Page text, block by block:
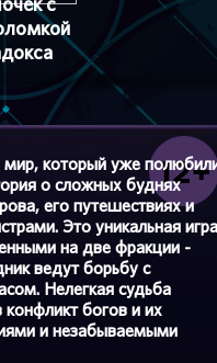
мир, который уже
о сложных буднях
его путешествиях и
Это уникальная игра
на две фракции -
ведут борьбу с
Нелегкая судьба
богов и их
и незабываемыми